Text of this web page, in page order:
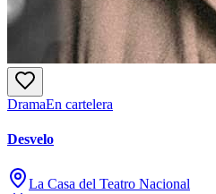
DramaEn cartelera
Desvelo
La Casa del Teatro Nacional